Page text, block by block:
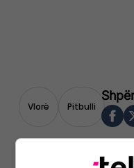
Vlorë Pitbulli